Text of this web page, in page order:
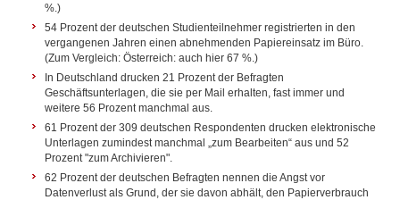
%.)
54 Prozent der deutschen Studienteilnehmer registrierten in den
vergangenen Jahren einen abnehmenden Papiereinsatz im Büro.
(Zum Vergleich: Österreich: auch hier 67 %.)
In Deutschland drucken 21 Prozent der Befragten
Geschäftsunterlagen, die sie per Mail erhalten, fast immer und
weitere 56 Prozent manchmal aus.
61 Prozent der 309 deutschen Respondenten drucken elektronische
Unterlagen zumindest manchmal „zum Bearbeiten“ aus und 52
Prozent "zum Archivieren".
62 Prozent der deutschen Befragten nennen die Angst vor
Datenverlust als Grund, der sie davon abhält, den Papierverbrauch